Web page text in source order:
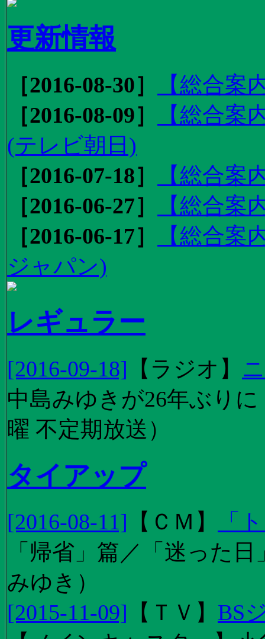
更新情報
［2016-08-30］
【総合
［2016-08-09］
【総合
(テレビ朝日)
［2016-07-18］
【総合案
［2016-06-27］
【総合案
［2016-06-17］
【総合
ジャパン)
レギュラー
[2016-09-18] 【 ラジオ 】
中島みゆきが26年ぶり
曜 不定期放送）
タイアップ
[2016-08-11] 【 ＣＭ 】
「
「帰省」篇／「迷った
みゆき）
[2015-11-09] 【 ＴＶ 】 BS